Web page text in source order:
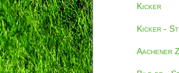
Kicker
Kicker -
Aachener